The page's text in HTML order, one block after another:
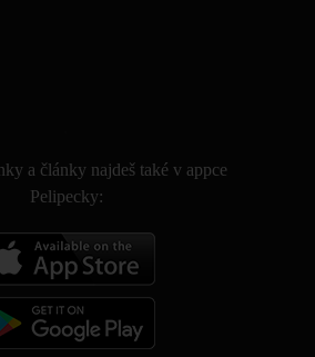
a články najdeš také v appce
Pelipecky: